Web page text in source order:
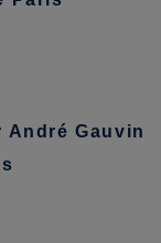
André Gauvin